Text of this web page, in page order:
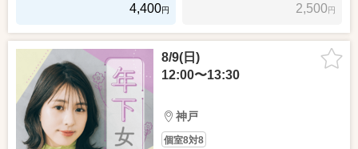
4,400円 2,500円
8/9(日)
12:00〜13:30
神戸
個室8対8